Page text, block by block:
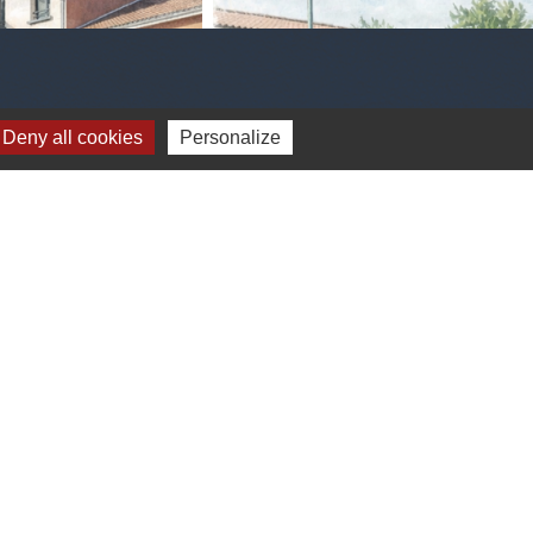
Deny all cookies Personalize